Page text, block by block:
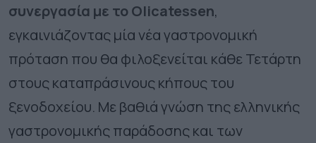
συνεργασία με το Olicatessen,
εγκαινιάζοντας μία νέα γαστρονομική
πρόταση που θα φιλοξενείται κάθε Τετάρτη
στους καταπράσινους κήπους του
ξενοδοχείου. Με βαθιά γνώση της ελληνικής
γαστρονομικής παράδοσης και των